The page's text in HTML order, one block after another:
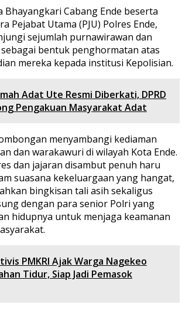
Bhayangkari Cabang Ende beserta
Pejabat Utama (PJU) Polres Ende,
sejumlah purnawirawan dan
bentuk penghormatan atas
mereka kepada institusi Kepolisian.
Adat Ute Resmi Diberkati, DPRD
Pengakuan Masyarakat Adat
menyambangi kediaman
dan warakawuri di wilayah Kota Ende.
dan jajaran disambut penuh haru
suasana kekeluargaan yang hangat,
bingkisan tali asih sekaligus
dengan para senior Polri yang
hidupnya untuk menjaga keamanan
PMKRI Ajak Warga Nagekeo
Tidur, Siap Jadi Pemasok